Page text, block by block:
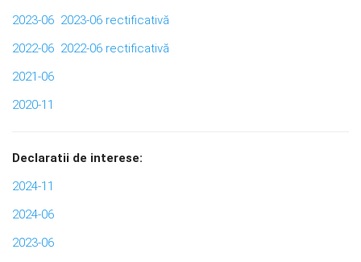
2023-06 2023-06 rectificativă
2022-06 2022-06 rectificativă
2021-06
2020-11
Declaratii de interese:
2024-11
2024-06
2023-06